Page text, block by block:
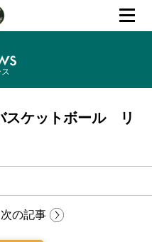
スケットボール リ
次の記事